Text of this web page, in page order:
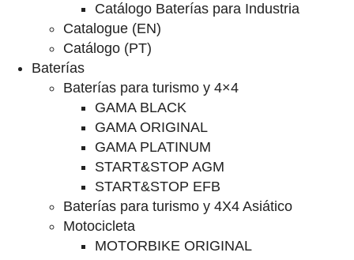
Catálogo Baterías para Industria
Catalogue (EN)
Catálogo (PT)
Baterías
Baterías para turismo y 4×4
GAMA BLACK
GAMA ORIGINAL
GAMA PLATINUM
START&STOP AGM
START&STOP EFB
Baterías para turismo y 4X4 Asiático
Motocicleta
MOTORBIKE ORIGINAL